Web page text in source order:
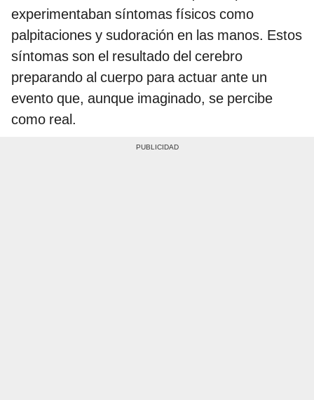
experimentaban síntomas físicos como
palpitaciones y sudoración en las manos. Estos
síntomas son el resultado del cerebro
preparando al cuerpo para actuar ante un
evento que, aunque imaginado, se percibe
como real.